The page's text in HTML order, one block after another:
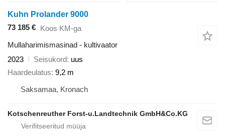
Kuhn Prolander 9000
73 185 € Koos KM-ga
Mullaharimismasinad - kultivaator
2023
Seisukord uus
Haardeulatus 9,2 m
Saksamaa, Kronach
Kotschenreuther Forst-u.Landtechnik GmbH&Co.KG